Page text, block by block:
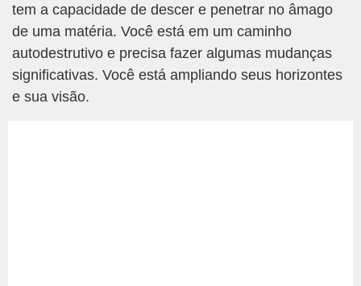
tem a capacidade de descer e penetrar no âmago
de uma matéria. Você está em um caminho
autodestrutivo e precisa fazer algumas mudanças
significativas. Você está ampliando seus horizontes
e sua visão.